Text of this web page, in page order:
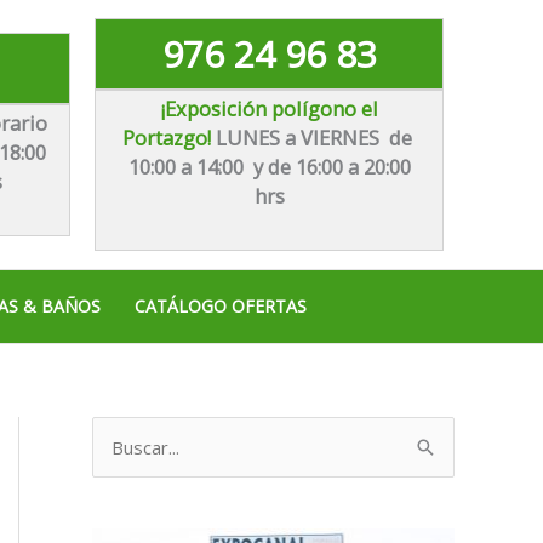
976 24 96 83
¡Exposición polígono el
Portazgo! LUNES a VIERNES de
10:00 a 14:00 y de 16:00 a 20:00
hrs
& BAÑOS CATÁLOGO OFERTAS
u